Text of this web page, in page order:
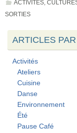
ACTIVITÉS,
SORTIES
ARTICLES
Activités
Ateliers
Cuisine
Danse
Environnement
Été
Pause Café